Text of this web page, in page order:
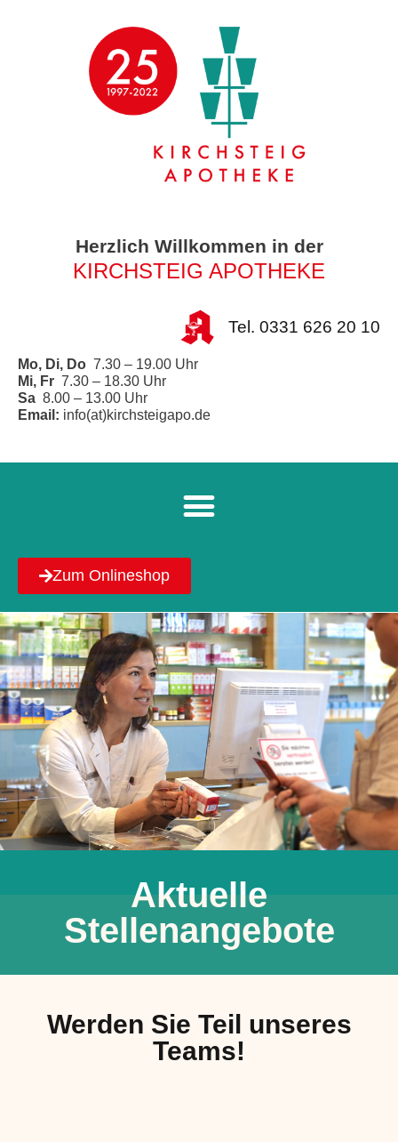
Herzlich Willkommen in der
KIRCHSTEIG APOTHEKE
Tel. 0331 626 20 10
Mo, Di, Do 7.30 – 19.00 Uhr
Mi, Fr 7.30 – 18.30 Uhr
Sa 8.00 – 13.00 Uhr
Email: info(at)kirchsteigapo.de
Zum Onlineshop
Aktuelle
Stellenangebote
Werden Sie Teil unseres
Teams!